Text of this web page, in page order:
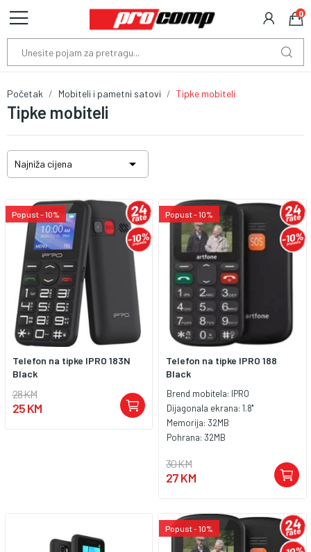
0
Tipke mobiteli
Početak Mobiteli i pametni satovi Tipke mobiteli
Najniža cijena 
Popust - 10%
Telefon na tipke IPRO 183N
Black
28 KM
25 KM
Popust - 10%
Telefon na tipke IPRO 188
Black
Brend mobitela: IPRO
Dijagonala ekrana: 1.8''
Memorija: 32MB
Pohrana: 32MB
30 KM
27 KM
Popust - 10%